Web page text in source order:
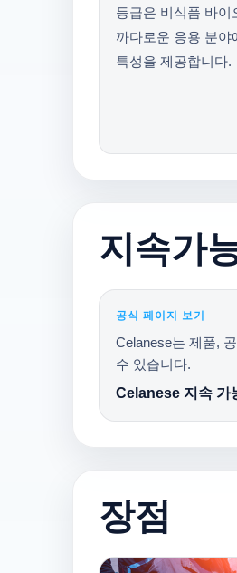
등급은 비식품 바이
까다로운 응용 분
특성을 제공합니다.
지속가
공식 페이지 보기
Celanese는 제품,
수 있습니다.
Celanese 지속 가
장점